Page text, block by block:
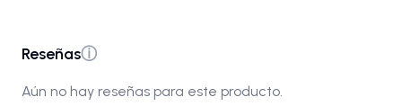
Reseñasⓘ
Aún no hay reseñas para este producto.